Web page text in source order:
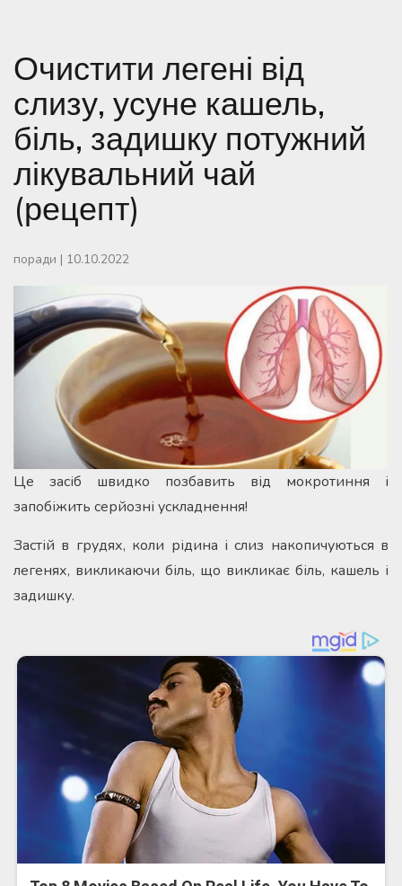
Очистити легені від
слизу, усуне кашель,
біль, задишку потужний
лікувальний чай
(рецепт)
поради | 10.10.2022
Це засіб швидко позбавить від мокротиння і
запобіжить серйозні ускладнення!
Застій в грудях, коли рідина і слиз накопичуються в
легенях, викликаючи біль, що викликає біль, кашель і
задишку.